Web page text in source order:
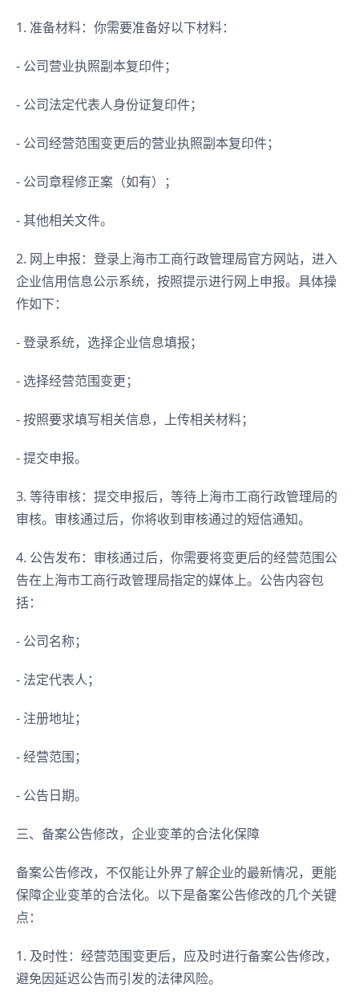
1. 准备材料：你需要准备好以下材料：
- 公司营业执照副本复印件；
- 公司法定代表人身份证复印件；
- 公司经营范围变更后的营业执照副本复印件；
- 公司章程修正案（如有）；
- 其他相关文件。
2. 网上申报：登录上海市工商行政管理局官方网站，进入
企业信用信息公示系统，按照提示进行网上申报。具体操
作如下：
- 登录系统，选择企业信息填报；
- 选择经营范围变更；
- 按照要求填写相关信息，上传相关材料；
- 提交申报。
3. 等待审核：提交申报后，等待上海市工商行政管理局的
审核。审核通过后，你将收到审核通过的短信通知。
4. 公告发布：审核通过后，你需要将变更后的经营范围公
告在上海市工商行政管理局指定的媒体上。公告内容包
括：
- 公司名称；
- 法定代表人；
- 注册地址；
- 经营范围；
- 公告日期。
三、备案公告修改，企业变革的合法化保障
备案公告修改，不仅能让外界了解企业的最新情况，更能
保障企业变革的合法化。以下是备案公告修改的几个关键
点：
1. 及时性：经营范围变更后，应及时进行备案公告修改，
避免因延迟公告而引发的法律风险。